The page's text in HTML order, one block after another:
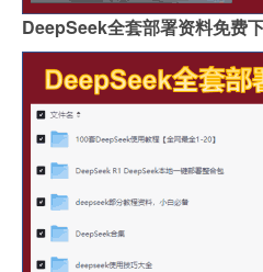
DeepSeek全套部署资料免费